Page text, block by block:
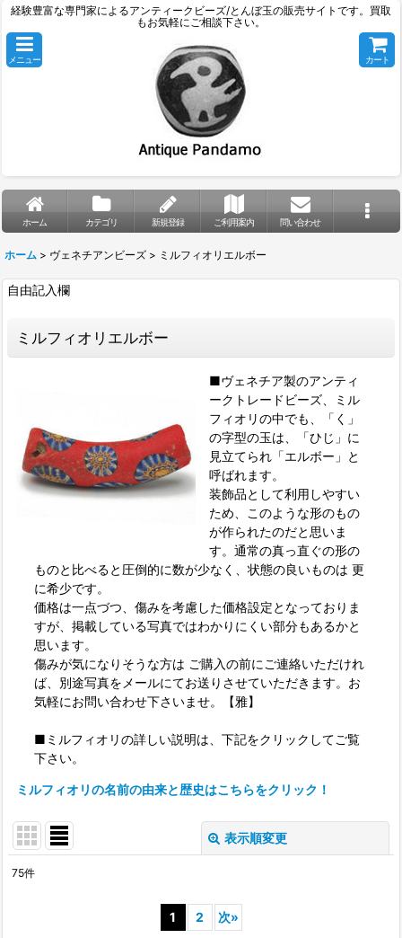
経験豊富な専門家によるアンティークビーズ/とんぼ玉の販売サイトです。買取
もお気軽にご相談下さい。
メニュー カート
ホーム カテゴリ 新規登録 ご利用案内 問い合わせ
ホーム > ヴェネチアンビーズ > ミルフィオリエルボー
自由記入欄
ミルフィオリエルボー
■ヴェネチア製のアンティ
ークトレードビーズ、ミル
フィオリの中でも、「く」
の字型の玉は、「ひじ」に
見立てられ「エルボー」と
呼ばれます。
装飾品として利用しやすい
ため、このような形のもの
が作られたのだと思いま
す。通常の真っ直ぐの形の
ものと比べると圧倒的に数が少なく、状態の良いものは 更
に希少です。
価格は一点づつ、傷みを考慮した価格設定となっておりま
すが、掲載している写真ではわかりにくい部分もあるかと
思います。
傷みが気になりそうな方は ご購入の前にご連絡いただけれ
ば、別途写真をメールにてお送りさせていただきます。お
気軽にお問い合わせ下さいませ。【雅】
■ミルフィオリの詳しい説明は、下記をクリックしてご覧
下さい。
ミルフィオリの名前の由来と歴史はこちらをクリック！
表示順変更
75件
1 2 次»